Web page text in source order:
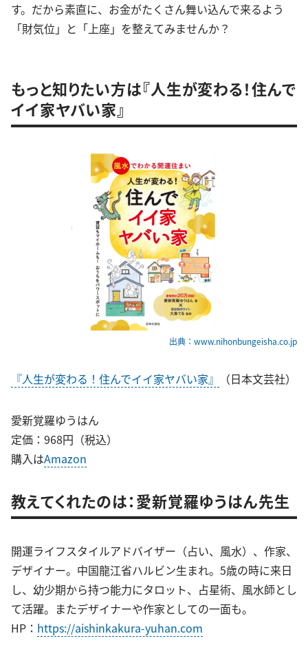
す。だから素直に、お金がたくさん舞い込んで来るよう
「財気位」と「上座」を整えてみませんか？
もっと知りたい方は『人生が変わる！住んで
イイ家ヤバい家』
出典：www.nihonbungeisha.co.jp
『人生が変わる！住んでイイ家ヤバい家』 （日本文芸社）
愛新覚羅ゆうはん
定価：968円（税込）
購入はAmazon
教えてくれたのは：愛新覚羅ゆうはん先生
開運ライフスタイルアドバイザー（占い、風水）、作家、
デザイナー。中国龍江省ハルビン生まれ。5歳の時に来日
し、幼少期から持つ能力にタロット、占星術、風水師とし
て活躍。またデザイナーや作家としての一面も。
HP： https://aishinkakura-yuhan.com